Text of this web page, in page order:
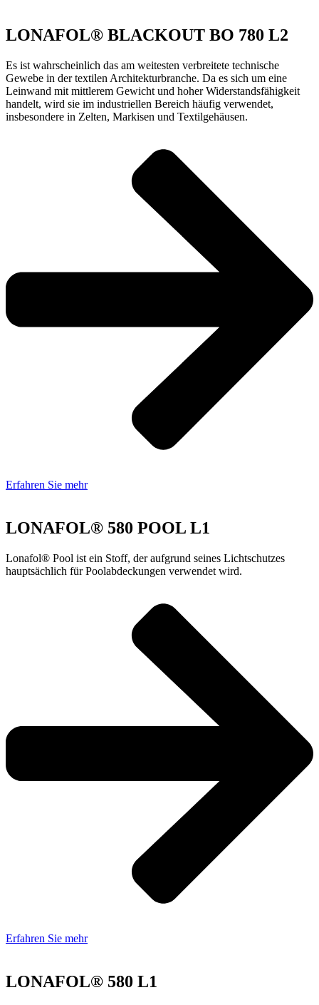
LONAFOL® BLACKOUT BO 780 L2
Es ist wahrscheinlich das am weitesten verbreitete technische
Gewebe in der textilen Architekturbranche. Da es sich um eine
Leinwand mit mittlerem Gewicht und hoher Widerstandsfähigkeit
handelt, wird sie im industriellen Bereich häufig verwendet,
insbesondere in Zelten, Markisen und Textilgehäusen.
Erfahren Sie mehr
LONAFOL® 580 POOL L1
Lonafol® Pool ist ein Stoff, der aufgrund seines Lichtschutzes
hauptsächlich für Poolabdeckungen verwendet wird.
Erfahren Sie mehr
LONAFOL® 580 L1